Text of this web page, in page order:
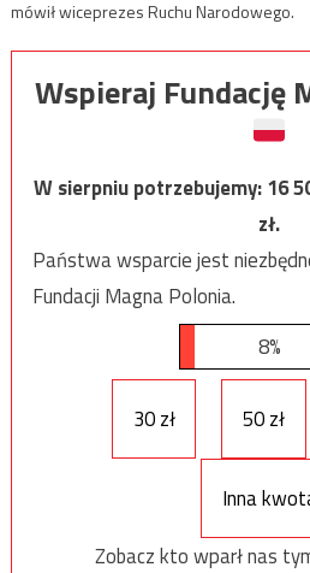
mówił wiceprezes Ruchu Narodowego.
Wspieraj Fundację
W sierpniu potrzebujemy:16
zł.
Państwa wsparcie jest
Fundacji Magna Polonia.
8%
30 zł 50 zł
Inna
Zobacz kto wparł nas